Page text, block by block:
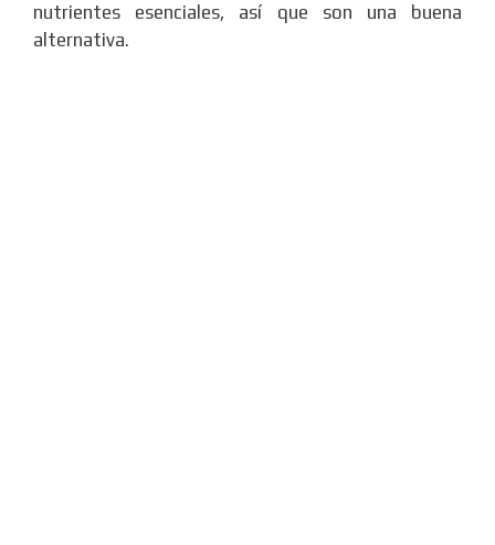
nutrientes esenciales, así que son una buena
alternativa.